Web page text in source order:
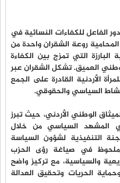
للكفاءات النسائية في
المحامية روعة الشقران واحدة من
البارزة التي تمزج بين الكفاءة
العميق. تشكل الشقران عبر
الأردنية القادرة على الجمع
السياسي والحقوقي.
الوطني الأردني، حيث تبرز
المشهد السياسي من خلال
التنفيذية لشؤون السياسة
في صياغة رؤى الحزب
والسياسية، مع تركيز واضح
الحريات وتحقيق العدالة